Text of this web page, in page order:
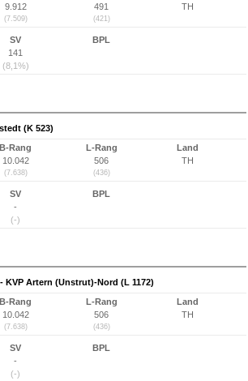
9.912
(7.509)
491
(421)
TH
SV
141
(8,1%)
BPL
(K 523)
B-Rang
10.042
(7.638)
L-Rang
506
(436)
Land
TH
SV
-
(-)
BPL
KVP Artern (Unstrut)-Nord (L 1172)
B-Rang
10.042
(7.638)
L-Rang
506
(436)
Land
TH
SV
-
(-)
BPL